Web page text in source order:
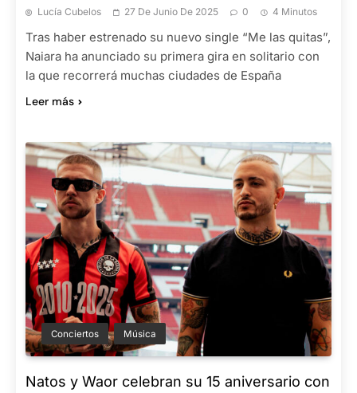
Lucía Cubelos 27 De Junio De 2025 0 4 Minutos
Tras haber estrenado su nuevo single “Me las quitas”,
Naiara ha anunciado su primera gira en solitario con
la que recorrerá muchas ciudades de España
Leer más
Conciertos Música
Natos y Waor celebran su 15 aniversario con